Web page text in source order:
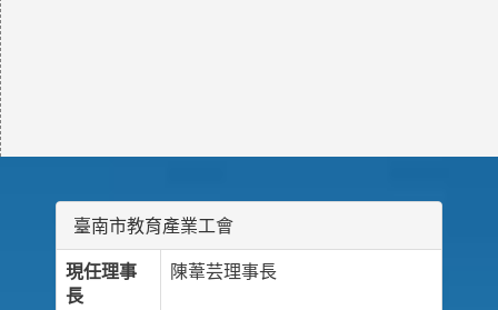
臺南市教育產業工會
現任理事
長
陳葦芸理事長